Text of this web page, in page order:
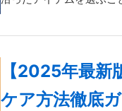
【2025年最
ケア方法徹底